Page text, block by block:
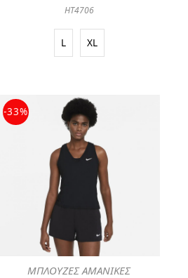
HT4706
L XL
-33%
ΜΠΛΟΥΖΕΣ ΑΜΑΝΙΚΕΣ